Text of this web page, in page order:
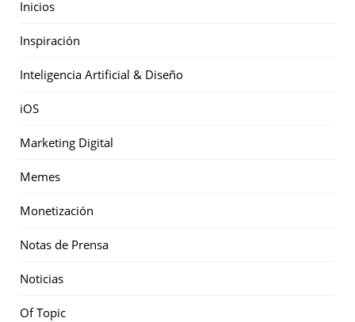
Inicios
Inspiración
Inteligencia Artificial & Diseño
iOS
Marketing Digital
Memes
Monetización
Notas de Prensa
Noticias
Of Topic